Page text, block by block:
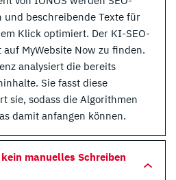
und beschreibende Texte für
Klick optimiert. Der KI-SEO-
MyWebsite Now zu finden.
analysiert die bereits
Sie fasst diese
sie, sodass die Algorithmen
damit anfangen können.
manuelles Schreiben